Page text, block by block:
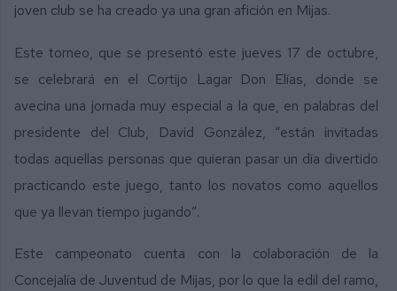
joven club se ha creado ya una gran afición en Mijas.
Este torneo, que se presentó este jueves 17 de octubre,
se celebrará en el Cortijo Lagar Don Elías, donde se
avecina una jornada muy especial a la que, en palabras del
presidente del Club, David González, “están invitadas
todas aquellas personas que quieran pasar un día divertido
practicando este juego, tanto los novatos como aquellos
que ya llevan tiempo jugando”.
Este campeonato cuenta con la colaboración de la
Concejalía de Juventud de Mijas, por lo que la edil del ramo,